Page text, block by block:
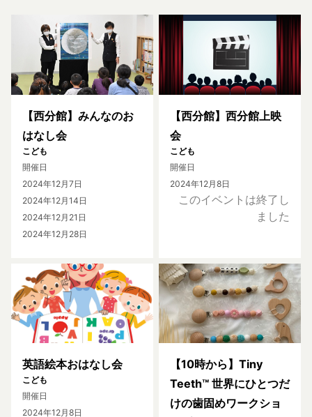
【西分館】みんなのお
はなし会
こども
開催日
2024年12月7日
2024年12月14日
2024年12月21日
2024年12月28日
【西分館】西分館上映
会
こども
開催日
2024年12月8日
このイベントは終了し
ました
英語絵本おはなし会
こども
開催日
2024年12月8日
【10時から】Tiny
Teeth™ 世界にひとつだ
けの歯固めワークショ